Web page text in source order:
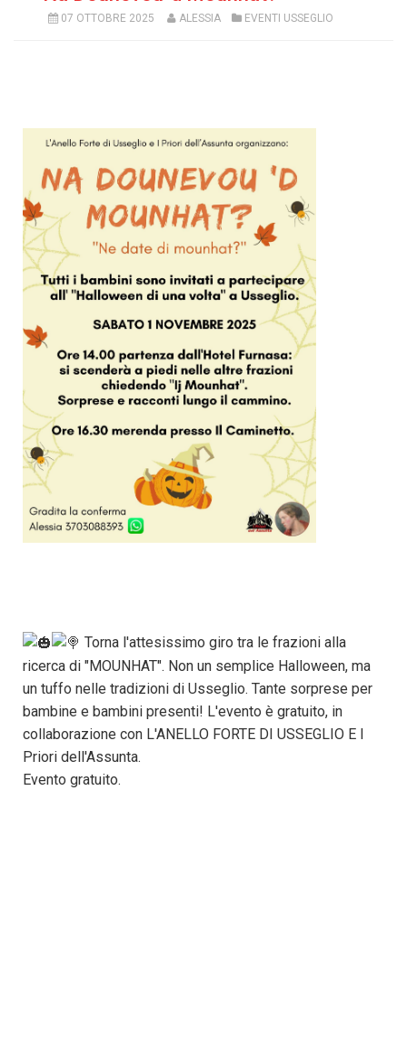
07 OTTOBRE 2025 ALESSIA EVENTI USSEGLIO
Torna l'attesissimo giro tra le frazioni alla
ricerca di "MOUNHAT". Non un semplice Halloween, ma
un tuffo nelle tradizioni di Usseglio. Tante sorprese per
bambine e bambini presenti! L'evento è gratuito, in
collaborazione con L'ANELLO FORTE DI USSEGLIO E I
Priori dell'Assunta.
Evento gratuito.